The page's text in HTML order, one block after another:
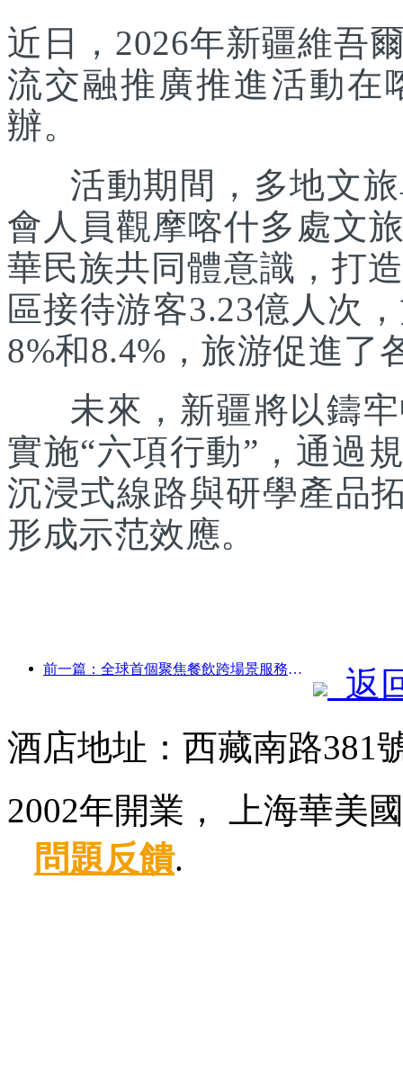
近日，2026年新疆維吾
流交融推廣推進活動在
辦。
活動期間，多地文旅
會人員觀摩喀什多處文
華民族共同體意識，打
區接待游客3.23億人次
8%和8.4%，旅游促進了
未來，新疆將以鑄牢
實施“六項行動”，通過
沉浸式線路與研學產品
形成示范效應。
前一篇：全球首個聚焦餐飲跨場景服務的人形機器人發布
返
酒店地址：西藏南路381
2002年開業， 上海華美
問題反饋.